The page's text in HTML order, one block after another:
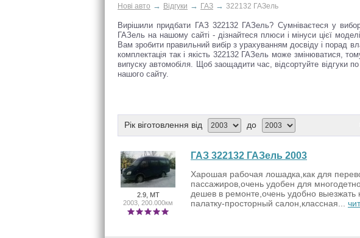
Нові авто → Відгуки → ГАЗ → 322132 ГАЗель
Вирішили придбати ГАЗ 322132 ГАЗель? Сумніваєтеся у
ГАЗель на нашому сайті - дізнайтеся плюси і мінуси цієї
Вам зробити правильний вибір з урахуванням досвіду і порад
комплектація так і якість 322132 ГАЗель може змінюватися,
випуску автомобіля. Щоб заощадити час, відсортуйте відгуки по
нашого сайту.
Рік віготовлення від до
2.9, MT
2003, 200.000км
ГАЗ 322132 ГАЗель 2003
Харошая рабочая лошадка,как для
пассажиров,очень удобен для
дешев в ремонте,очень удобно
палатку-просторный салон,классная...